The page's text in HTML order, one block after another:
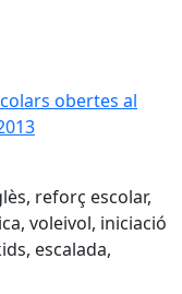
obertes al
reforç escolar,
voleivol, iniciació
escalada,